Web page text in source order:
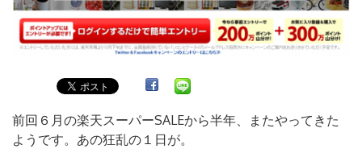
前回６月の楽天スーパーSALEから半年、またやってきた
ようです。あの狂乱の１日が。